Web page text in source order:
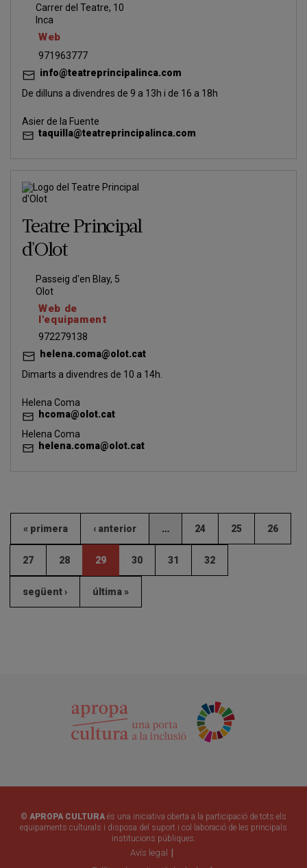
Carrer del Teatre, 10
Inca
Web
971963777
info@teatreprincipalinca.com
De dilluns a divendres de 9 a 13h i de 16 a 18h
Asier de la Fuente
taquilla@teatreprincipalinca.com
Teatre Principal
d'Olot
Passeig d'en Blay, 5
Olot
Web de
l'equipament
972279138
helena.coma@olot.cat
Dimarts a divendres de 10 a 14h.
Helena Coma
hcoma@olot.cat
Helena Coma
helena.coma@olot.cat
« primera ‹ anterior … 24 25 26
27 28 29 30 31 32
següent › última »
© APROPA CULTURA és una iniciativa oberta a la participació de tots els
equipaments culturals i disposa del suport i col·laboració de les principals
institucions públiques.
Avís legal